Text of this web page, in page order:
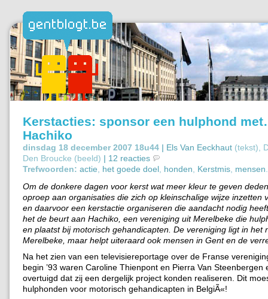
Kerstacties: sponsor een hulphond
Hachiko
dinsdag 18 december 2007 18u44 | Els Van Eeckhaut (tekst),
Den Broucke (beeld) | 12 reacties
Trefwoorden: actie het goede doel honden Kerstmis mensen
Om de donkere dagen voor kerst wat meer kleur te geven
oproep aan organisaties die zich op kleinschalige wijze inzetten
en daarvoor een kerstactie organiseren die aandacht nodig
het de beurt aan Hachiko, een vereniging uit Merelbeke die
en plaatst bij motorisch gehandicapten. De vereniging ligt in het
Merelbeke, maar helpt uiteraard ook mensen in Gent en de
Na het zien van een televisiereportage over de Franse
begin ’93 waren Caroline Thienpont en Pierra Van Steenbergen
overtuigd dat zij een dergelijk project konden realiseren. Dit
hulphonden voor motorisch gehandicapten in BelgiÃ«!